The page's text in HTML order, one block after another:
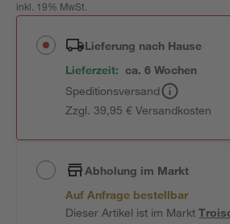
inkl. 19% MwSt.
Lieferung nach Hause
Lieferzeit: ca. 6 Wochen
Speditionsversand
Zzgl. 39,95 € Versandkosten
Abholung im Markt
Auf Anfrage bestellbar
Dieser Artikel ist im Markt